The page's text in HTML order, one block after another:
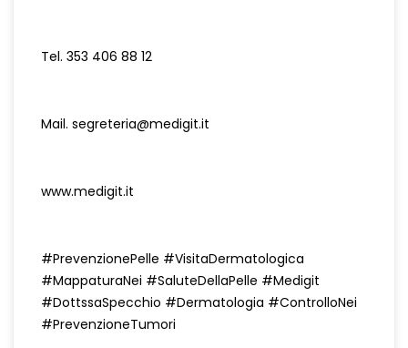
Tel. 353 406 88 12
Mail. segreteria@medigit.it
www.medigit.it
#PrevenzionePelle #VisitaDermatologica
#MappaturaNei #SaluteDellaPelle #Medigit
#DottssaSpecchio #Dermatologia #ControlloNei
#PrevenzioneTumori